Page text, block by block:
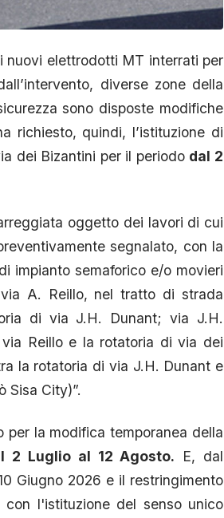
nuovi elettrodotti MT interrati per
diverse zone della
sono disposte modifiche
richiesto, quindi, l’istituzione di
dei Bizantini per il periodo dal 2
oggetto dei lavori di cui
segnalato, con la
impianto semaforico e/o movieri
A. Reillo, nel tratto di strada
di via J.H. Dunant; via J.H.
Reillo e la rotatoria di via dei
la rotatoria di via J.H. Dunant e
Sisa City)”.
per la modifica temporanea della
2 Luglio al 12 Agosto. E, dal
Giugno 2026 e il restringimento
l'istituzione del senso unico